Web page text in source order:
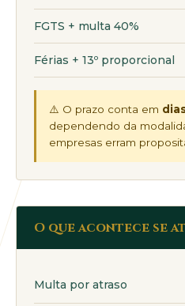
FGTS + multa 40%
Férias + 13º proporcional
⚠️ O prazo conta em
dependendo da
empresas erram
O que acontece se
Multa por atraso